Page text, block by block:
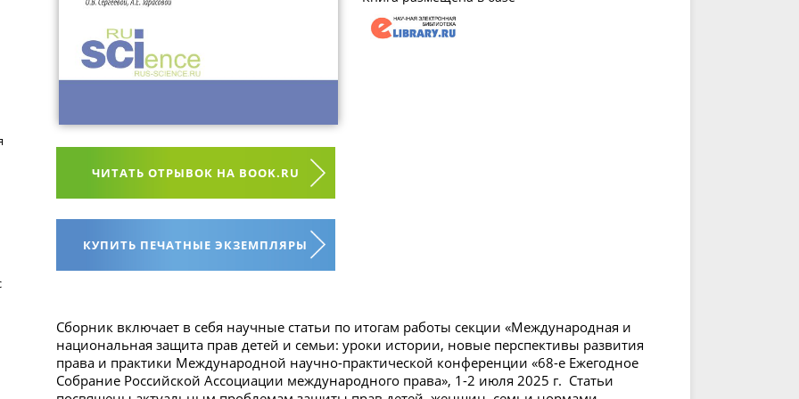
ЧИТАТЬ ОТРЫВОК НА BOOK.RU
КУПИТЬ ПЕЧАТНЫЕ ЭКЗЕМПЛЯРЫ
Сборник включает в себя научные статьи по итогам работы секции «Международная и
национальная защита прав детей и семьи: уроки истории, новые перспективы развития
права и практики Международной научно-практической конференции «68-е Ежегодное
Собрание Российской Ассоциации международного права», 1-2 июля 2025 г. Статьи